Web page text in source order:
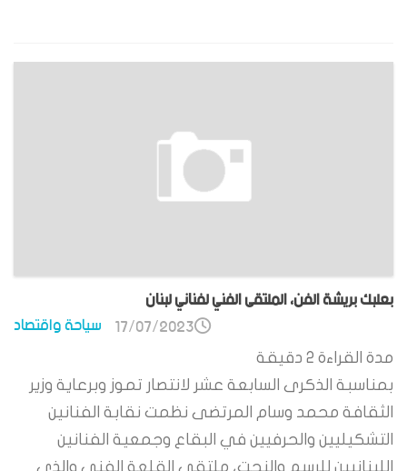
بعلبك بريشة الفن، الملتقى الفني لفناني لبنان
سياحة واقتصاد 17/07/2023
مدة القراءة 2 دقيقة
بمناسبة الذكرى السابعة عشر لانتصار تموز وبرعاية وزير
الثقافة محمد وسام المرتضى نظمت نقابة الفنانين
التشكيليين والحرفيين في البقاع وجمعية الفنانين
اللبنانيين للرسم والنحت، ملتقى القلعة الفني والذي